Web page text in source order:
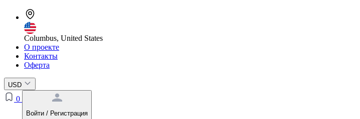
Columbus, United States
О проекте
Контакты
Оферта
USD
0
Войти / Регистрация